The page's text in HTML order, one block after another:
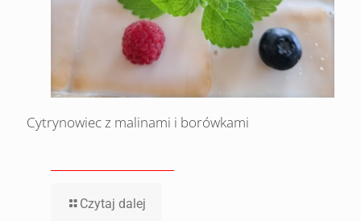
Cytrynowiec z malinami i borówkami
Czytaj dalej